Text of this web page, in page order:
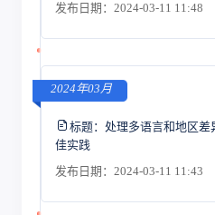
发布日期：2024-03-11 11:48
2024年03月
标题： 处理多语言和地区差
佳实践
发布日期：2024-03-11 11:43